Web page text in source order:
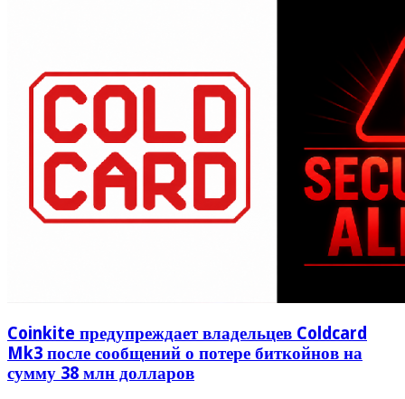
Coinkite предупреждает владельцев Coldcard
Mk3 после сообщений о потере биткойнов на
сумму 38 млн долларов